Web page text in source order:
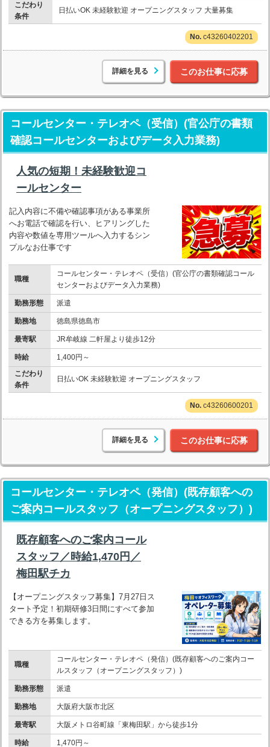
こだわり
条件
日払いOK 未経験歓迎 オープニングスタッフ 大量募集
c43260402201
詳細を見る このお仕事に応募
コールセンター・テレオペ（受信）(官公庁の書類
確認コールセンターおよびデータ入力業務)
人気の短期！未経験歓迎コ
ールセンター
記入内容に不備や確認事項がある事業所
へお電話で確認を行い、ヒアリングした
内容や数値を専用ツールへ入力するシン
プルなお仕事です
職種
コールセンター・テレオペ（受信）(官公庁の書類確認コール
センターおよびデータ入力業務)
勤務形態 派遣
勤務地 徳島県徳島市
最寄駅 JR牟岐線 二軒屋より徒歩12分
時給
1,400円～
こだわり
条件
日払いOK 未経験歓迎 オープニングスタッフ
c43260600201
詳細を見る このお仕事に応募
コールセンター・テレオペ（発信）(既存顧客への
ご案内コールスタッフ（オープニングスタッフ）)
既存顧客へのご案内コール
スタッフ／時給1,470円／
梅田駅チカ
【オープニングスタッフ募集】7月27日ス
タート予定！初期研修3日間にすべて参加
できる方を募集します。
職種
コールセンター・テレオペ（発信）(既存顧客へのご案内コー
ルスタッフ（オープニングスタッフ）)
勤務形態 派遣
勤務地 大阪府大阪市北区
最寄駅 大阪メトロ谷町線「東梅田駅」から徒歩1分
時給
1,470円～